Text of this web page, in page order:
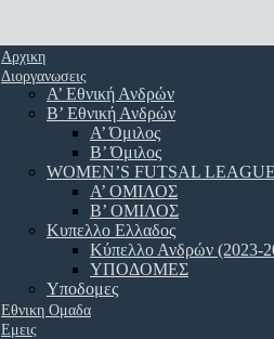
Αρχικη
Διοργανωσεις
Α’ Εθνική Ανδρών
Β’ Εθνική Ανδρών
A’ Όμιλος
Β’ Όμιλος
WOMEN’S FUTSAL LEAGUE
A’ ΟΜΙΛΟΣ
Β’ ΟΜΙΛΟΣ
Κυπελλο Ελλαδος
Κύπελλο Ανδρών (2023-
ΥΠΟΔΟΜΕΣ
Υποδομες
Εθνικη Ομαδα
Εμεις